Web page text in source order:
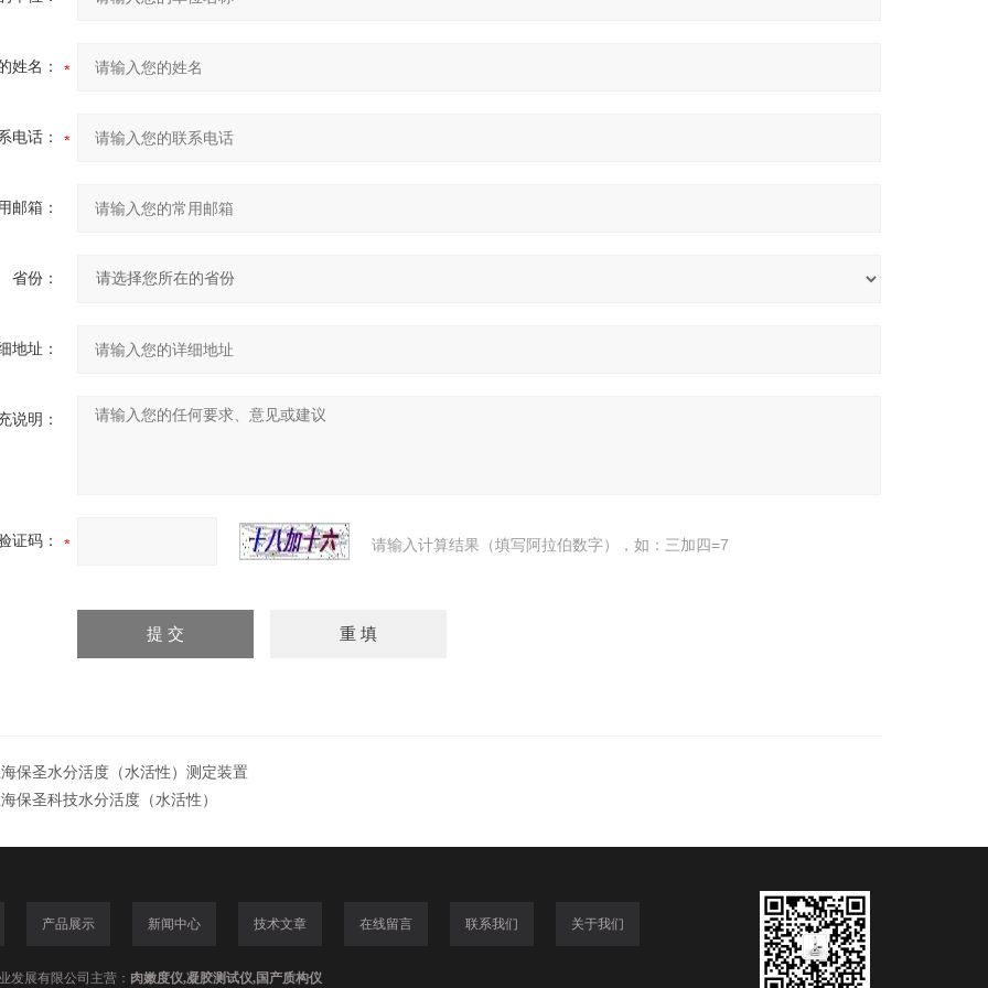
姓名：
电话：
邮箱：
省份：
地址：
说明：
证码： 请输入计算结果（填写阿拉伯数字），如：三加四=7
保圣水分活度（水活性）测定装置
保圣科技水分活度（水活性）
产品展示 新闻中心 技术文章 在线留言 联系我们 关于我们
发展有限公司主营： 肉嫩度仪,凝胶测试仪,国产质构仪